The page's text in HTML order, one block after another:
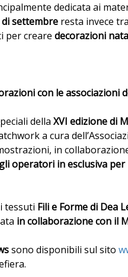
dedicata ai
di settembre resta invece
per creare decorazioni
con le associazioni
della XVI edizione di
a cura
in
operatori in esclusiva
tessuti Fili e Forme di Dea
in collaborazione con il
sono disponibili sul sito